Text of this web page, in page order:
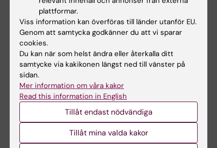
31 jul 2026
NeurotechEU
Business Winter
School 2026
Universitetet i Bonn, Reykjavík
University och Radboud
University har…
29 jul 2026
III NeurotechEU-
preklinisk
magnetresonansavbil
spektroskopi
Universidad Miguel Hernández
de Elche (UMH) har nöjet att
tillkännage den…
plattformar.
Viss information kan överföras till länder utanför EU.
Genom att samtycka godkänner du att vi sparar
cookies.
Du kan när som helst ändra eller återkalla ditt
samtycke via kakikonen längst ned till vänster på
sidan.
Mer information om våra kakor
Read this information in English
Tillåt endast nödvändiga
Tillåt mina valda kakor